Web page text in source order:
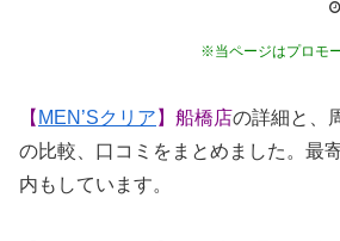
※当ページはプロモ
【 MEN’Sクリア 】船橋店の詳細と、
の比較、口コミをまとめました。最
内もしています。